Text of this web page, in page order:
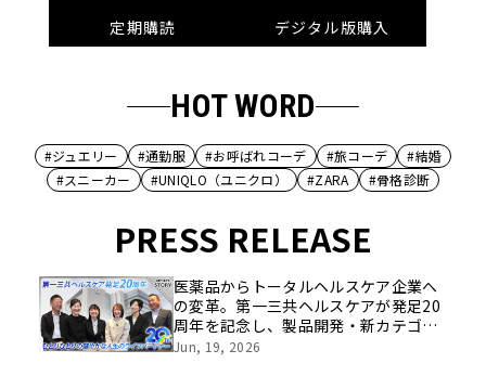
定期購読
デジタル版購入
HOT WORD
#ジュエリー #通勤服 #お呼ばれコーデ #旅コーデ
#結婚
#スニーカー
#UNIQLO（ユニクロ） #ZARA #骨格診断
PRESS RELEASE
医薬品からトータルヘルスケア企業へ
の変革。第一三共ヘルスケアが発足20
周年を記念し、製品開発・新カテゴリ
挑戦の舞台や旧社統合時のエピソード
Jun, 19, 2026